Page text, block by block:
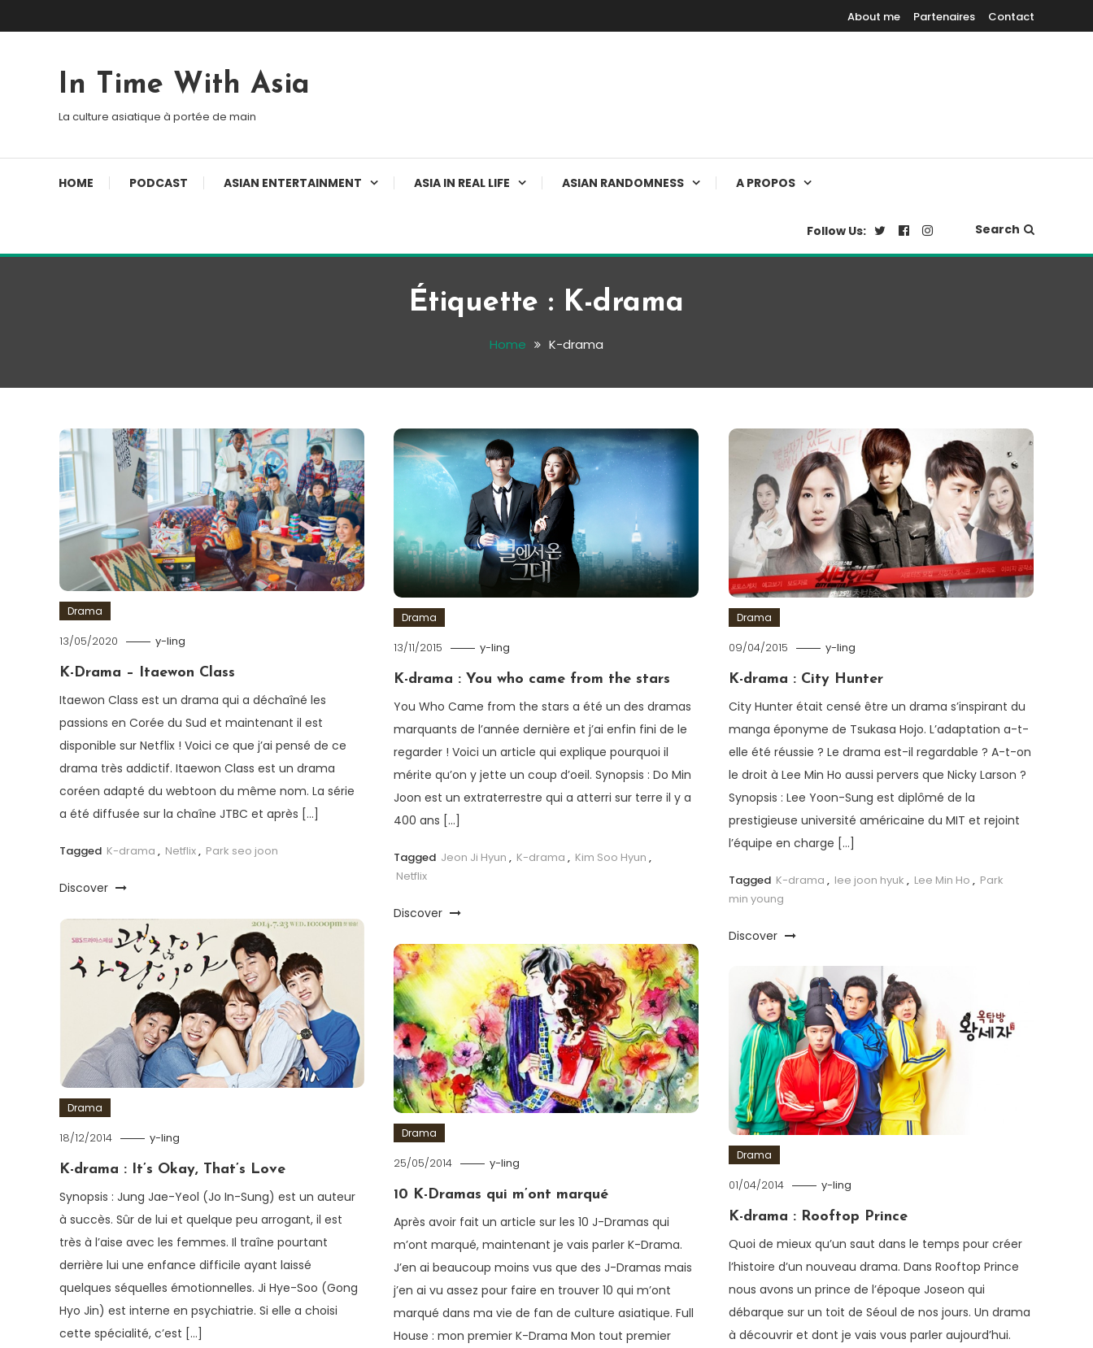
About me Partenaires Contact
In Time With Asia
La culture asiatique à portée de main
HOME PODCAST ASIAN ENTERTAINMENT ASIA IN REAL LIFE ASIAN RANDOMNESS A PROPOS
Follow Us: Search
Étiquette : K-drama
Home K-drama
Drama
13/05/2020 y-ling
K-Drama – Itaewon Class
Itaewon Class est un drama qui a déchaîné les
passions en Corée du Sud et maintenant il est
disponible sur Netflix ! Voici ce que j’ai pensé de ce
drama très addictif. Itaewon Class est un drama
coréen adapté du webtoon du même nom. La série
a été diffusée sur la chaîne JTBC et après […]
Tagged K-drama , Netflix, Park seo joon
Discover
Drama
13/11/2015 y-ling
K-drama : You who came from the stars
You Who Came from the stars a été un des dramas
marquants de l’année dernière et j’ai enfin fini de le
regarder ! Voici un article qui explique pourquoi il
mérite qu’on y jette un coup d’oeil. Synopsis : Do Min
Joon est un extraterrestre qui a atterri sur terre il y a
400 ans […]
Tagged Jeon Ji Hyun , K-drama , Kim Soo Hyun ,
Netflix
Discover
Drama
09/04/2015 y-ling
K-drama : City Hunter
City Hunter était censé être un drama s’inspirant du
manga éponyme de Tsukasa Hojo. L’adaptation a-t-
elle été réussie ? Le drama est-il regardable ? A-t-on
le droit à Lee Min Ho aussi pervers que Nicky Larson ?
Synopsis : Lee Yoon-Sung est diplômé de la
prestigieuse université américaine du MIT et rejoint
l’équipe en charge […]
Tagged K-drama , lee joon hyuk , Lee Min Ho , Park
min young
Discover
Drama
18/12/2014 y-ling
K-drama : It’s Okay, That’s Love
Synopsis : Jung Jae-Yeol (Jo In-Sung) est un auteur
à succès. Sûr de lui et quelque peu arrogant, il est
très à l’aise avec les femmes. Il traîne pourtant
derrière lui une enfance difficile ayant laissé
quelques séquelles émotionnelles. Ji Hye-Soo (Gong
Hyo Jin) est interne en psychiatrie. Si elle a choisi
cette spécialité, c’est […]
Drama
25/05/2014 y-ling
10 K-Dramas qui m’ont marqué
Après avoir fait un article sur les 10 J-Dramas qui
m’ont marqué, maintenant je vais parler K-Drama.
J’en ai beaucoup moins vus que des J-Dramas mais
j’en ai vu assez pour faire en trouver 10 qui m’ont
marqué dans ma vie de fan de culture asiatique. Full
House : mon premier K-Drama Mon tout premier
Drama
01/04/2014 y-ling
K-drama : Rooftop Prince
Quoi de mieux qu’un saut dans le temps pour créer
l’histoire d’un nouveau drama. Dans Rooftop Prince
nous avons un prince de l’époque Joseon qui
débarque sur un toit de Séoul de nos jours. Un drama
à découvrir et dont je vais vous parler aujourd’hui.